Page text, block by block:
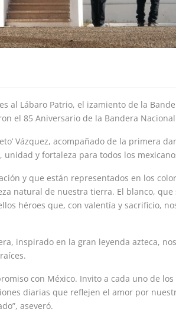
al Lábaro Patrio, el izamiento de la
el 85 Aniversario de la Bandera
Vázquez, acompañado de la primera
y fortaleza para todos los
y que están representados en los
natural de nuestra tierra. El blanco,
héroes que, con valentía y sacrificio,
inspirado en la gran leyenda azteca,
con México. Invito a cada uno de
diarias que reflejen el amor por
aseveró.